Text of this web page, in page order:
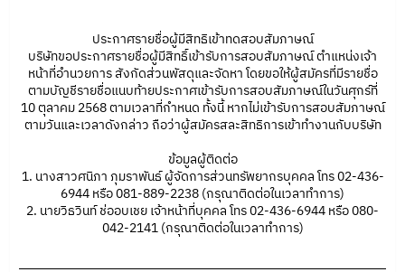
ประกาศรายชื่อผู้มีสิทธิเข้าทดสอบสัมภาษณ์
บริษัทขอประกาศรายชื่อผู้มีสิทธิ์เข้ารับการสอบสัมภาษณ์ ตำแหน่งเจ้า
หน้าที่อำนวยการ สังกัดส่วนพัสดุและจัดหาโดยขอให้ผู้สมัครที่มีรายชื่อ
ตามบัญชีรายชื่อแนบท้ายประกาศเข้ารับการสอบสัมภาษณ์ในวันศุกร์ที่
10 ตุลาคม 2568 ตามเวลาที่กำหนด ทั้งนี้ หากไม่เข้ารับการสอบสัมภาษณ์
ตามวันและเวลาดังกล่าว ถือว่าผู้สมัครสละสิทธิการเข้าทำงานกับบริษัท
ข้อมูลผู้ติดต่อ
1. นางสาวศนิภา ภุมราพันธ์ ผู้จัดการส่วนทรัพยากรบุคคล โทร 02-436-
6944 หรือ 081-889-2238 (กรุณาติดต่อในเวลาทำการ)
2. นายวิธวินท์ ช่ออบเชย เจ้าหน้าที่บุคคล โทร 02-436-6944 หรือ 080-
042-2141 (กรุณาติดต่อในเวลาทำการ)